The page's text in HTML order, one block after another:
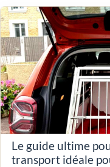
Le guide ultime
transport idéale